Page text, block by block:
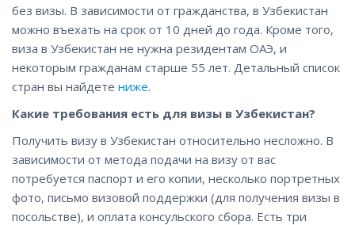
без визы. В зависимости от гражданства, в Узбекистан
можно въехать на срок от 10 дней до года. Кроме того,
виза в Узбекистан не нужна резидентам ОАЭ, и
некоторым гражданам старше 55 лет. Детальный список
стран вы найдете ниже.
Какие требования есть для визы в Узбекистан?
Получить визу в Узбекистан относительно несложно. В
зависимости от метода подачи на визу от вас
потребуется паспорт и его копии, несколько портретных
фото, письмо визовой поддержки (для получения визы в
посольстве), и оплата консульского сбора. Есть три